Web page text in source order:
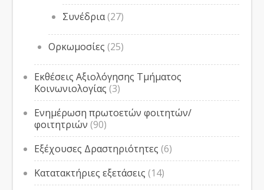
Συνέδρια(27)
Ορκωμοσίες (25)
Εκθέσεις Αξιολόγησης Τμήματος
Κοινωνιολογίας (3)
Ενημέρωση πρωτοετών φοιτητών/
φοιτητριών (90)
Εξέχουσες Δραστηριότητες (6)
Κατατακτήριες εξετάσεις (14)